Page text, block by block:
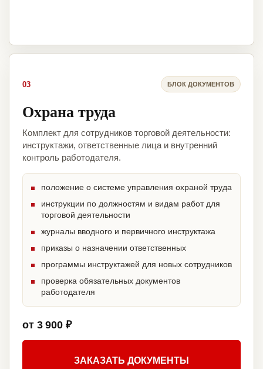
03 БЛОК ДОКУМЕНТОВ
Охрана труда
Комплект для сотрудников торговой деятельности:
инструктажи, ответственные лица и внутренний
контроль работодателя.
положение о системе управления охраной труда
инструкции по должностям и видам работ для
торговой деятельности
журналы вводного и первичного инструктажа
приказы о назначении ответственных
программы инструктажей для новых сотрудников
проверка обязательных документов
работодателя
от 3 900 ₽
ЗАКАЗАТЬ ДОКУМЕНТЫ